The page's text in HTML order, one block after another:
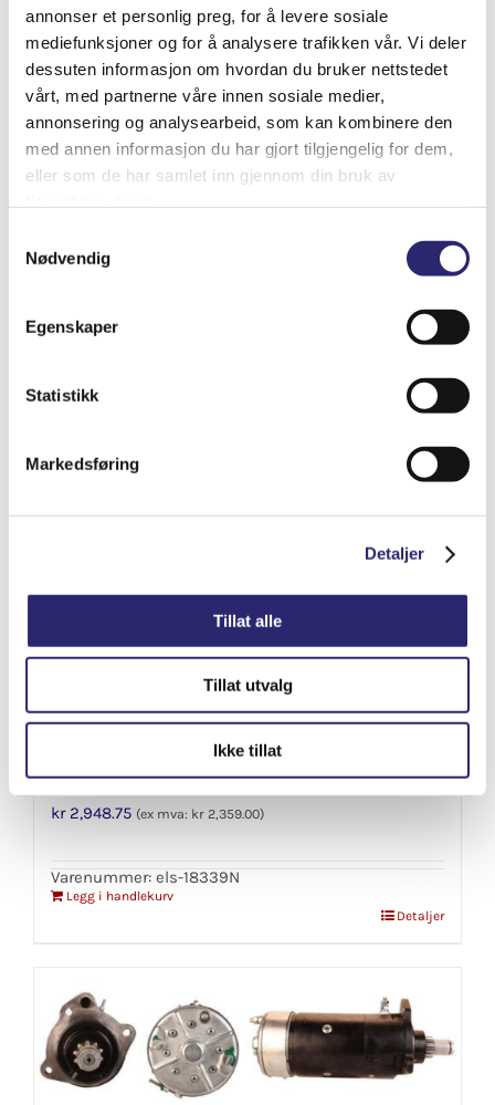
annonser et personlig preg, for å levere sosiale
mediefunksjoner og for å analysere trafikken vår. Vi deler
dessuten informasjon om hvordan du bruker nettstedet
vårt, med partnerne våre innen sosiale medier,
annonsering og analysearbeid, som kan kombinere den
med annen informasjon du har gjort tilgjengelig for dem,
eller som de har samlet inn gjennom din bruk av
Nødvendig
Egenskaper
Statistikk
Markedsføring
Detaljer
Tillat alle
Tillat utvalg
Ikke tillat
Legg i handlekurv
Detaljer
STARTER 12V
kr2,948.75 (ex mva: kr 2,359.00)
Varenummer: els-18339N
Legg i handlekurv
Detaljer